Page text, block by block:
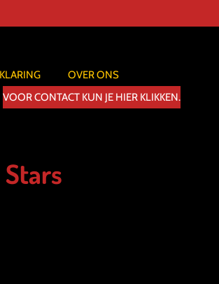
OVER ONS
VOOR CONTACT KUN JE HIER KLIKKEN.